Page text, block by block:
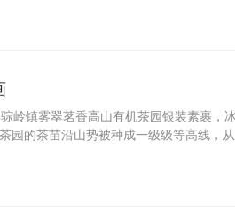
岭镇雾翠茗香高山有机茶园银装素裹，
园的茶苗沿山势被种成一级级等高线，